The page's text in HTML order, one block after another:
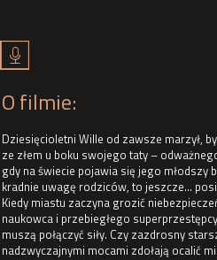
h
O filmie:
Dziesięcioletni Wille od zawsze marzył,
ze złem u boku swojego taty –
gdy na świecie pojawia się jego młodszy
kradnie uwagę rodziców, to jeszcze…
Kiedy miastu zaczyna grozić
naukowca i przebiegłego
muszą połączyć siły. Czy zazdrosny
nadzwyczajnymi mocami zdołają ocalić